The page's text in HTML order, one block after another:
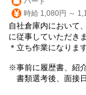
時給 1,080円 ～
自社倉庫内において
に従事していただきま
＊立ち作業になります
※事前に履歴書、紹
書類選考後、面接